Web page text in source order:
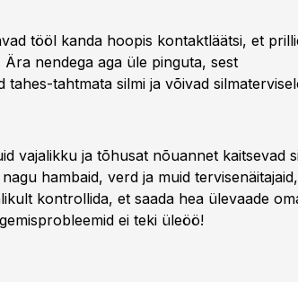
tööl kanda hoopis kontaktläätsi, et
Ära nendega aga üle pinguta, sest
tahes-tahtmata silmi ja võivad
vajalikku ja tõhusat nõuannet kaitsevad
hambaid, verd ja muid
kontrollida, et saada hea ülevaade
ei teki üleöö!